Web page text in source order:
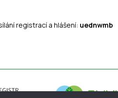
registrací a hlášení: uednwmb